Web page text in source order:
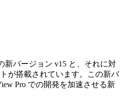
新バージョン v15 と、それに対
が搭載されています。この新バ
Pro での開発を加速させる新